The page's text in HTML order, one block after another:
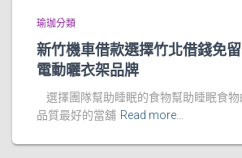
瑜珈分類
新竹機車借款選擇竹北借錢免
電動曬衣架品牌
選擇團隊幫助睡眠的食物幫助睡眠食
品質最好的當舖 Read more…